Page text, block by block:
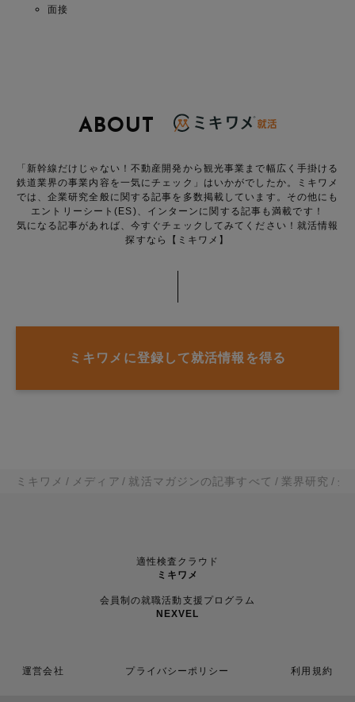
面接
ABOUT
「新幹線だけじゃない！不動産開発から観光事業まで幅広く手掛ける
鉄道業界の事業内容を一気にチェック」はいかがでしたか。ミキワメ
では、企業研究全般に関する記事を多数掲載しています。その他にも
エントリーシート(ES)、インターンに関する記事も満載です！
気になる記事があれば、今すぐチェックしてみてください！就活情報
探すなら【ミキワメ】
ミキワメに登録して就活情報を得る
ミキワメ メディア 就活マガジンの記事すべて 業界研究 企
適性検査クラウド
ミキワメ
会員制の就職活動支援プログラム
NEXVEL
運営会社 プライバシーポリシー 利用規約